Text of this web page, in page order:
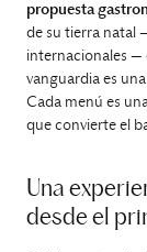
propuesta
de su tierra natal
internacionales —
vanguardia es
Cada menú es
que convierte el
Una
desde el